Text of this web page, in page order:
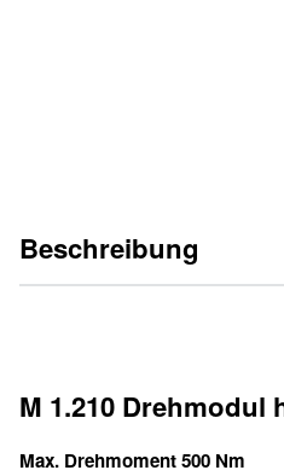
Beschreibung
M 1.210 Drehmodul
Max. Drehmoment 500 Nm